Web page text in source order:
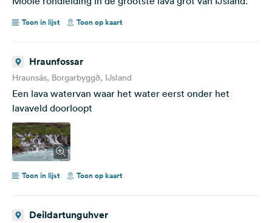
Toon in lijst Toon op kaart
Hraunfossar
Hraunsás, Borgarbyggð, IJsland
Een lava watervan waar het water eerst onder het
lavaveld doorloopt
Toon in lijst Toon op kaart
Deildartunguhver